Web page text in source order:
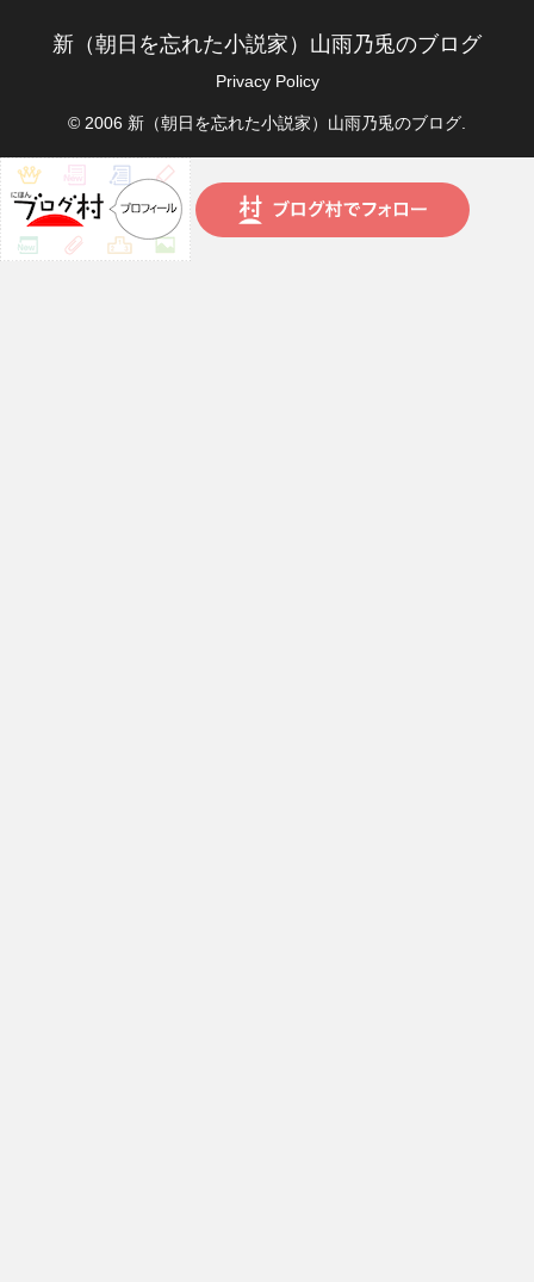
新（朝日を忘れた小説家）山雨乃兎のブログ
Privacy Policy
© 2006 新（朝日を忘れた小説家）山雨乃兎のブログ.